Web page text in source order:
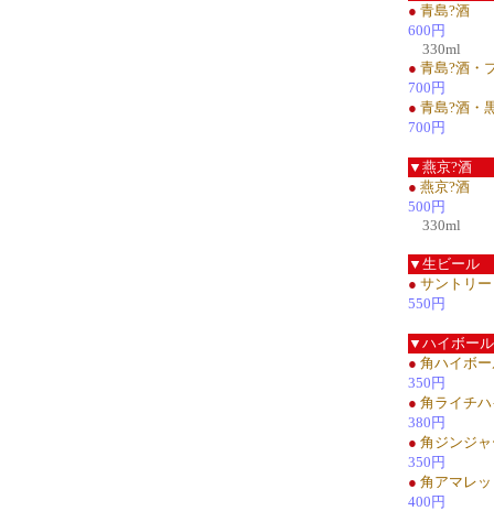
● 青島?酒
600円
330ml
● 青島?酒・
700円
● 青島?酒・
700円
▼燕京?酒
● 燕京?酒
500円
330ml
▼生ビール
● サントリ
550円
▼ハイボール
● 角ハイボ
350円
● 角ライチ
380円
● 角ジンジ
350円
● 角アマレ
400円